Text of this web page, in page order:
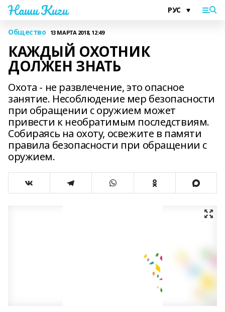
Наши Киги
Общество 13 МАРТА 2018, 12:49
КАЖДЫЙ ОХОТНИК
ДОЛЖЕН ЗНАТЬ
Охота - не развлечение, это опасное
занятие. Несоблюдение мер безопасности
при обращении с оружием может
привести к необратимым последствиям.
Собираясь на охоту, освежите в памяти
правила безопасности при обращении с
оружием.